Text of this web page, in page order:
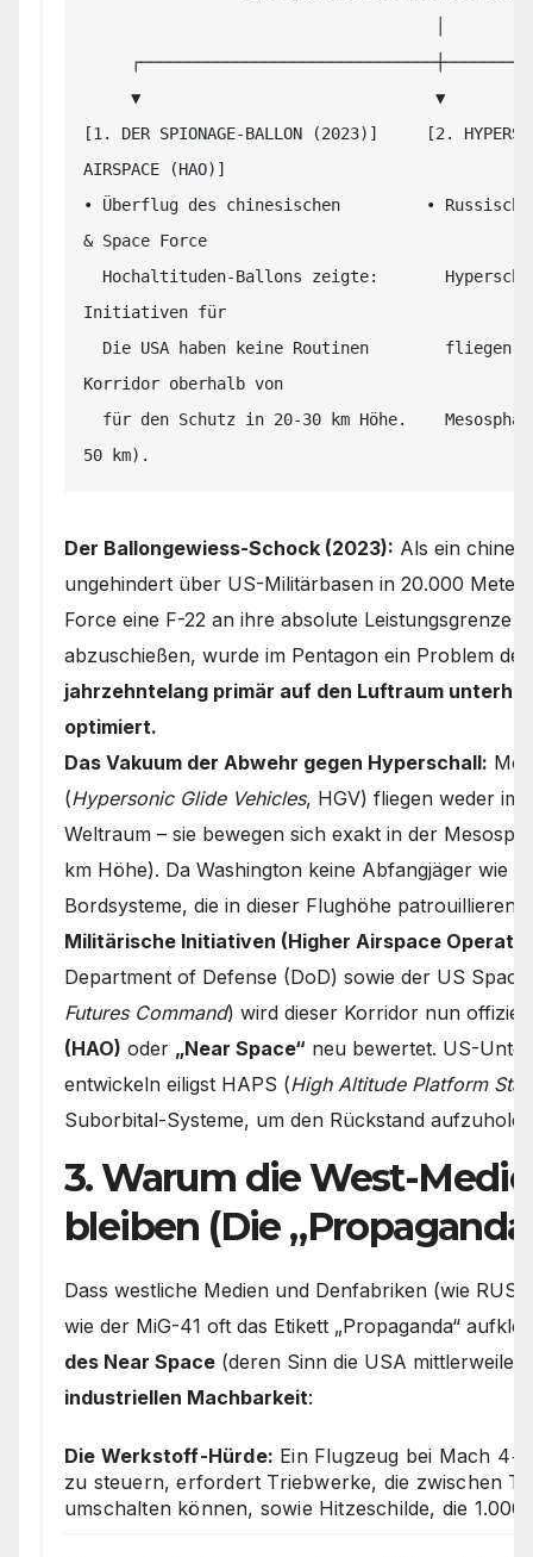
[1. DER SPIONAGE-BALLON (2023)]     [2.
AIRSPACE (HAO)]
• Überflug des chinesischen         •
& Space Force
Initiativen für
Korridor oberhalb von
Der Ballongewiess-Schock (2023): Als ein
ungehindert über US-Militärbasen in 20.000
Force eine F-22 an ihre absolute Leistungsgrenze
abzuschießen, wurde im Pentagon ein Problem
jahrzehntelang primär auf den Luftraum
optimiert.
Das Vakuum der Abwehr gegen Hyperschall:
(Hypersonic Glide Vehicles, HGV) fliegen weder im
Weltraum – sie bewegen sich exakt in der
km Höhe). Da Washington keine Abfangjäger wie
Bordsysteme, die in dieser Flughöhe patrouillieren
Militärische Initiativen (Higher Airspace
Department of Defense (DoD) sowie der US
Futures Command) wird dieser Korridor nun
(HAO) oder „Near Space“ neu bewertet. US-
entwickeln eiligst HAPS (High Altitude Platform
Suborbital-Systeme, um den Rückstand
3. Warum die West-
bleiben (Die
Dass westliche Medien und Denfabriken (wie
wie der MiG-41 oft das Etikett „Propaganda“
des Near Space (deren Sinn die USA mittlerweile
industriellen Machbarkeit:
Die Werkstoff-Hürde: Ein Flugzeug bei Mach
zu steuern, erfordert Triebwerke, die zwischen
umschalten können, sowie Hitzeschilde, die 1.000